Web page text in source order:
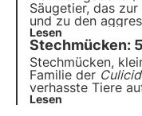
Säugetier, das
und zu den
Wussten Sie,
ist? In diesem
Fakten über den
Lesen
Stechmücken:
Stechmücken,
Familie der
verhasste Tiere
wirklich so
Lesen